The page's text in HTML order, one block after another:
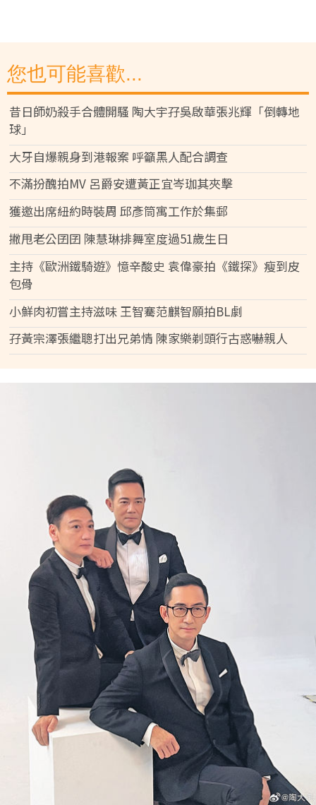
您也可能喜歡...
昔日師奶殺手合體開騷 陶大宇孖吳啟華張兆輝「倒轉地
球」
大牙自爆親身到港報案 呼籲黑人配合調查
不滿扮醜拍MV 呂爵安遭黃正宜岑珈其夾擊
獲邀出席紐約時裝周 邱彥筒寓工作於集郵
撇甩老公囝囝 陳慧琳排舞室度過51歲生日
主持《歐洲鐵騎遊》憶辛酸史 袁偉豪拍《鐵探》瘦到皮
包骨
小鮮肉初嘗主持滋味 王智騫范麒智願拍BL劇
孖黃宗澤張繼聰打出兄弟情 陳家樂剃頭行古惑嚇親人